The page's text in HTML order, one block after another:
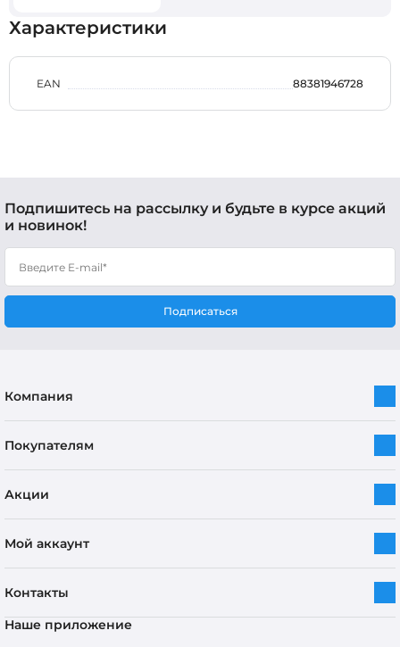
Характеристики
EAN 88381946728
Подпишитесь на рассылку и будьте в курсе акций
и новинок!
Подписаться
Компания
Покупателям
Акции
Мой аккаунт
Контакты
Наше приложение